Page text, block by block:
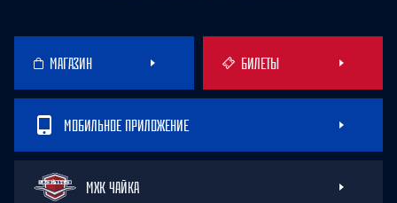
МАГАЗИН БИЛЕТЫ
МОБИЛЬНОЕ ПРИЛОЖЕНИЕ
МХК ЧАЙКА